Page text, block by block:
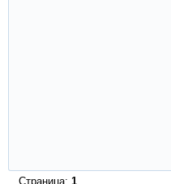
Страница: 1